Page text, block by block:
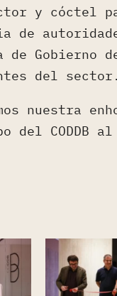
y cóctel
de
Gobierno
del sector.
nuestra
del CODDB